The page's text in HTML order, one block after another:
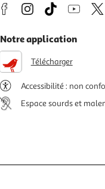
Notre application
Télécharger
Accessibilité : non
Espace sourds et